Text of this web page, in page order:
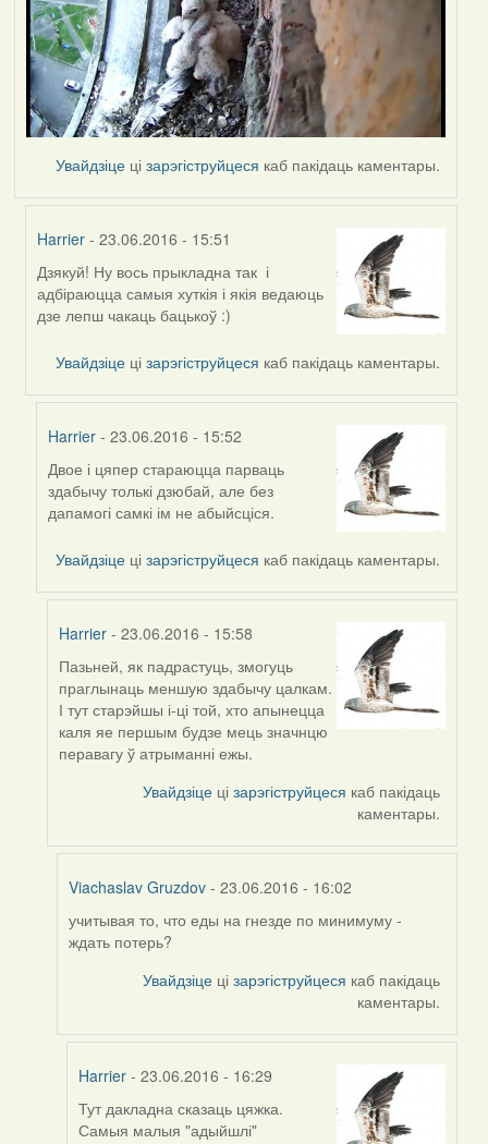
Увайдзіце цізарэгіструйцеся каб пакідаць каментары.
Harrier - 23.06.2016 - 15:51
In
reply
to
Дарья
Дзякуй! Ну вось прыкладна так і
адбіраюцца самыя хуткія і якія ведаюць
дзе лепш чакаць бацькоў :)
Увайдзіце цізарэгіструйцеся каб пакідаць каментары.
Harrier - 23.06.2016 - 15:52
In
reply
to
Harrier
Двое і цяпер стараюцца парваць
здабычу толькі дзюбай, але без
дапамогі самкі ім не абыйсціся.
Увайдзіце цізарэгіструйцеся каб пакідаць каментары.
Harrier- 23.06.2016 - 15:58
In
reply
to
by
Harrier
Пазьней, як падрастуць, змогуць
праглынаць меншую здабычу цалкам.
І тут старэйшы і-ці той, хто апынецца
каля яе першым будзе мець значнцю
перавагу ў атрыманні ежы.
Увайдзіце цізарэгіструйцеся каб пакідаць
каментары.
Viachaslav Gruzdov - 23.06.2016 - 16:02
In
reply
учитывая то, что еды на гнезде по минимуму -
ждать потерь?
Увайдзіце цізарэгіструйцеся каб пакідаць
каментары.
Harrier - 23.06.2016 - 16:29
In
Тут дакладна сказаць цяжка.
Самыя малыя "адыйшлі"